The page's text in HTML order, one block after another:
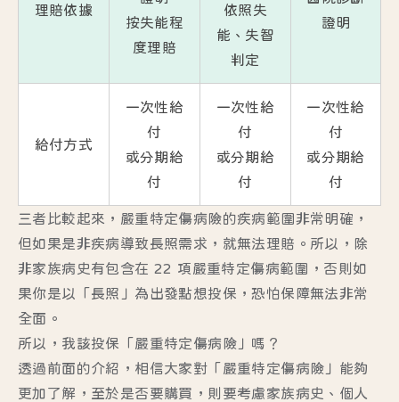
理賠依據
按失能程
度理賠
依照失
能、失智
判定
證明
給付方式
一次性給
付
或分期給
付
一次性給
付
或分期給
付
一次性給
付
或分期給
付
三者比較起來，嚴重特定傷病險的疾病範圍非常明確，
但如果是非疾病導致長照需求，就無法理賠。所以，除
非家族病史有包含在 22 項嚴重特定傷病範圍，否則如
果你是以「長照」為出發點想投保，恐怕保障無法非常
全面。
所以，我該投保「嚴重特定傷病險」嗎？
透過前面的介紹，相信大家對「嚴重特定傷病險」能夠
更加了解，至於是否要購買，則要考慮家族病史、個人